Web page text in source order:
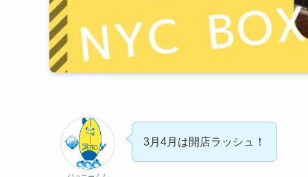
3月4月は開店ラッシュ！